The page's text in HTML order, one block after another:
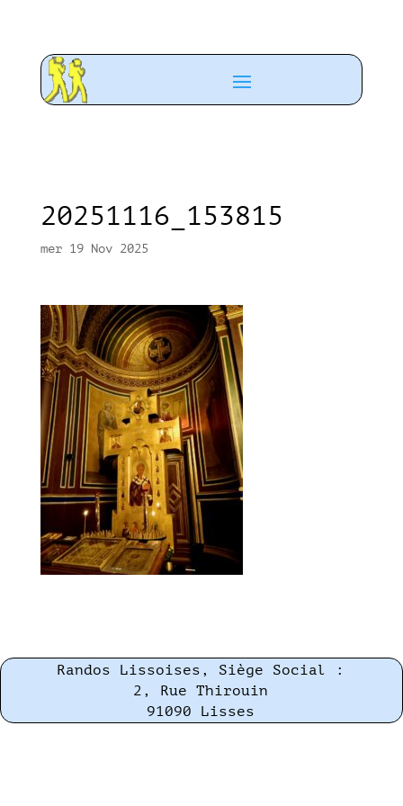
20251116_153815
mer 19 Nov 2025
Randos Lissoises, Siège Social :
2, Rue Thirouin
91090 Lisses